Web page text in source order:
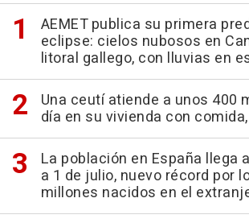
AEMET publica su primera
eclipse: cielos nubosos en
litoral gallego, con lluvias en
Una ceutí atiende a unos 400
día en su vivienda con
La población en España llega
a 1 de julio, nuevo récord por
millones nacidos en el